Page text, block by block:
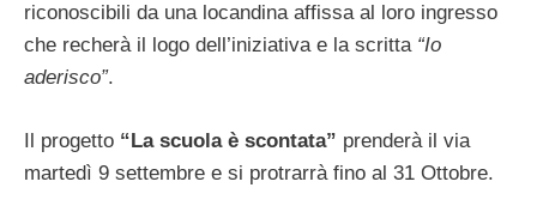
riconoscibili da una locandina affissa al loro ingresso
che recherà il logo dell’iniziativa e la scritta “Io
aderisco”.
Il progetto “La scuola è scontata” prenderà il via
martedì 9 settembre e si protrarrà fino al 31 Ottobre.